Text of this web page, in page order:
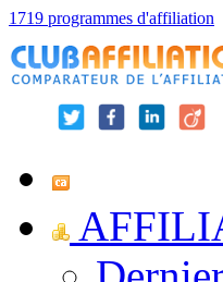
1719 programmes d'affiliation